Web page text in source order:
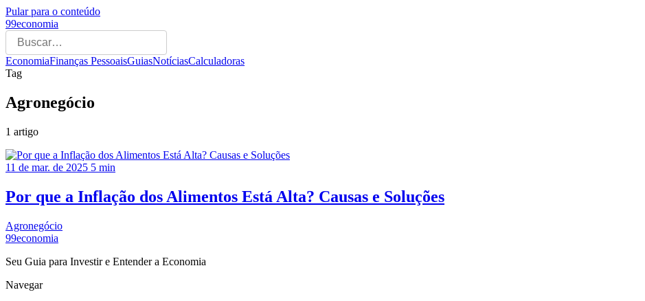
Pular para o conteúdo
99economia
EconomiaFinanças PessoaisGuiasNotíciasCalculadoras
Tag
Agronegócio
1 artigo
11 de mar. de 2025 5 min
Por que a Inflação dos Alimentos Está Alta? Causas e Soluções
Agronegócio
99economia
Seu Guia para Investir e Entender a Economia
Navegar